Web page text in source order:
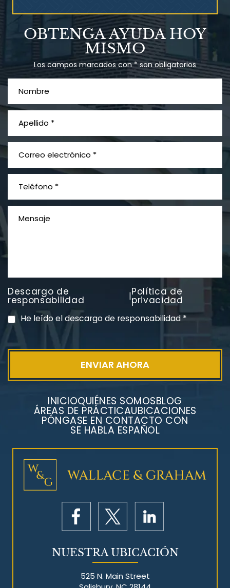
Talco en polvo
Ovary cancer
¿Qué es el mesotelioma?
PVC Cloruro de polivinilo
Exposición
OBTENGA AYUDA HOY
MISMO
Los campos marcados con * son obligatorios
Descargo de
responsabilidad |Política de
privacidad
He leído el descargo de responsabilidad*
INICIOQUIÉNES SOMOSBLOG
ÁREAS DE PRÁCTICAUBICACIONES
PÓNGASE EN CONTACTO CON
SE HABLA ESPAÑOL
NUESTRA UBICACIÓN
525 N. Main Street